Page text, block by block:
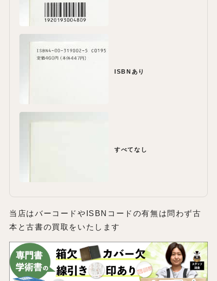
ISBNあり
すべてなし
当店はバーコードやISBNコードの有無は問わず古
本と古書の買取をいたします